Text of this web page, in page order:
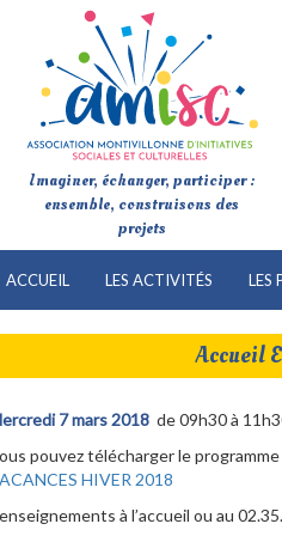
Imaginer, échanger, participer :
ensemble, construisons des
projets
ACCUEIL LES ACTIVITÉS LES
Accueil
7 mars 2018 de 09h30 à
pouvez télécharger le
HIVER 2018
à l’accueil ou au